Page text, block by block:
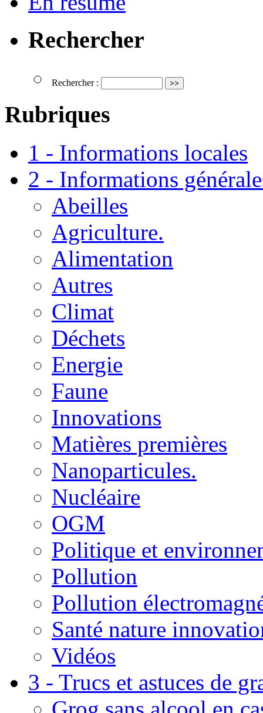
Rechercher
Rechercher :
Rubriques
1 - Informations locales
2 - Informations
Abeilles
Agriculture.
Alimentation
Autres
Climat
Déchets
Energie
Faune
Innovations
Matières premières
Nanoparticules.
Nucléaire
OGM
Politique et
Pollution
Pollution
Santé nature
Vidéos
3 - Trucs et astuces de